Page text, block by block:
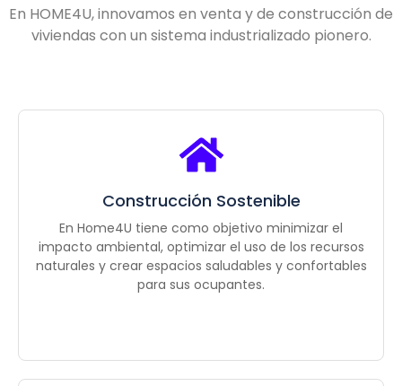
En HOME4U, innovamos en venta y de construcción de
viviendas con un sistema industrializado pionero.
Construcción Sostenible
En Home4U tiene como objetivo minimizar el
impacto ambiental, optimizar el uso de los recursos
naturales y crear espacios saludables y confortables
para sus ocupantes.